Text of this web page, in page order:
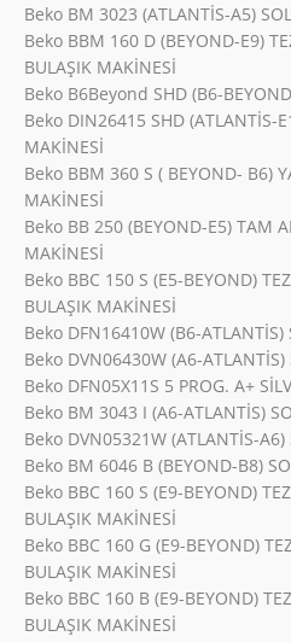
Beko BM 3023 (ATLANTİS-A5)
Beko BBM 160 D (BEYOND-E9)
BULAŞIK MAKİNESİ
Beko B6Beyond SHD (B6-
Beko DIN26415 SHD (ATLANTİS-
MAKİNESİ
Beko BBM 360 S ( BEYOND- B6)
MAKİNESİ
Beko BB 250 (BEYOND-E5) TAM
MAKİNESİ
Beko BBC 150 S (E5-BEYOND)
BULAŞIK MAKİNESİ
Beko DFN16410W (B6-ATLANTİS)
Beko DVN06430W (A6-
Beko DFN05X11S 5 PROG. A+
Beko BM 3043 I (A6-ATLANTİS)
Beko DVN05321W (ATLANTİS-
Beko BM 6046 B (BEYOND-B8)
Beko BBC 160 S (E9-BEYOND)
BULAŞIK MAKİNESİ
Beko BBC 160 G (E9-BEYOND)
BULAŞIK MAKİNESİ
Beko BBC 160 B (E9-BEYOND)
BULAŞIK MAKİNESİ